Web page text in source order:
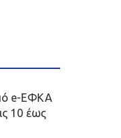
e-ΕΦΚΑ
10 έως